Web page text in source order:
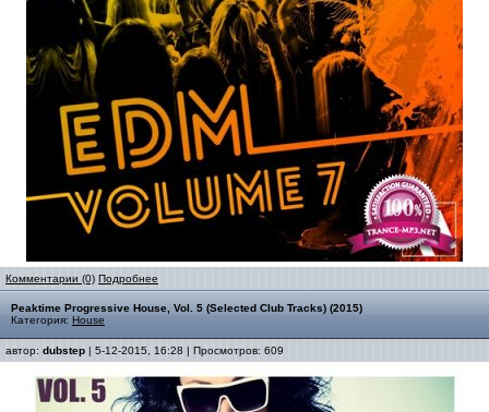
Комментарии (0) Подробнее
Peaktime Progressive House, Vol. 5 (Selected Club Tracks) (2015)
Категория: House
автор: dubstep | 5-12-2015, 16:28 | Просмотров: 609